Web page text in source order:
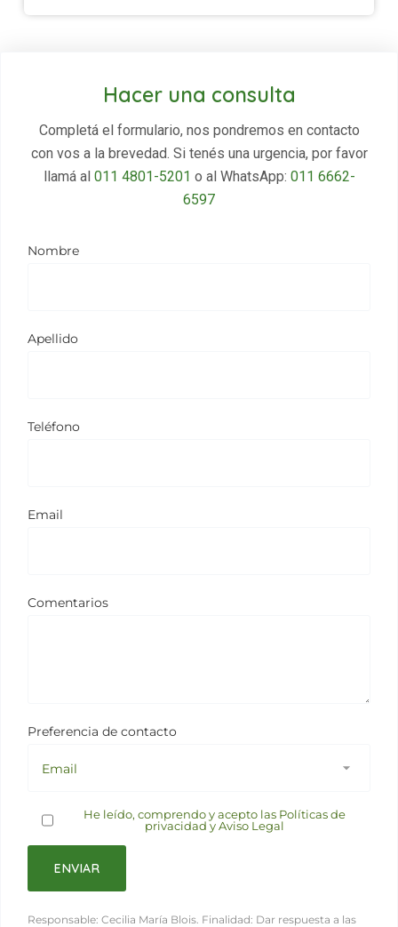
Hacer una consulta
Completá el formulario, nos pondremos en contacto
con vos a la brevedad. Si tenés una urgencia, por favor
llamá al 011 4801-5201 o al WhatsApp: 011 6662-
6597
Nombre
Apellido
Teléfono
Email
Comentarios
Preferencia de contacto
He leído, comprendo y acepto las Políticas de
privacidad y Aviso Legal
Responsable: Cecilia María Blois. Finalidad: Dar respuesta a las